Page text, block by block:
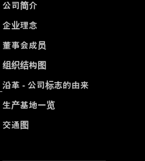
公司简介
企业理念
董事会成员
组织结构图
沿革 - 公司标志的由来
生产基地一览
交通图